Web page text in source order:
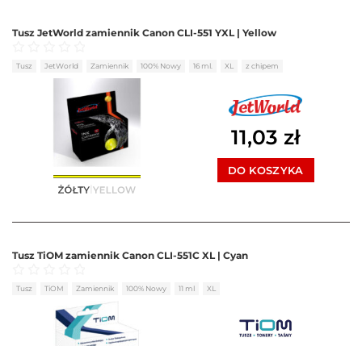
Tusz JetWorld zamiennik Canon CLI-551 YXL | Yellow
Oceniono 0na 5
Tusz JetWorld Zamiennik 100% Nowy 16 ml. XL z chipem
11,03 zł
DO KOSZYKA
Tusz TiOM zamiennik Canon CLI-551C XL | Cyan
Oceniono 0 na 5
Tusz TiOM Zamiennik 100% Nowy 11 ml XL